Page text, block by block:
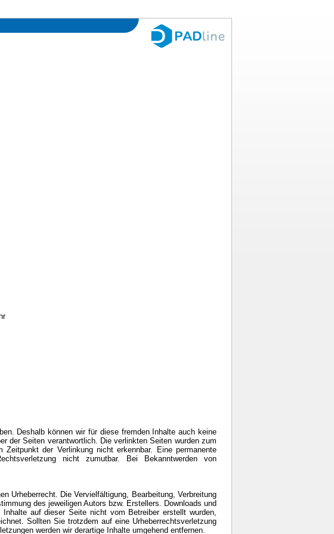
Deshalb können wir für diese fremden Inhalte auch keine
der Seiten verantwortlich. Die verlinkten Seiten wurden zum
der Verlinkung nicht erkennbar. Eine permanente
nicht zumutbar. Bei Bekanntwerden von
Urheberrecht. Die Vervielfältigung, Bearbeitung, Verbreitung
des jeweiligen Autors bzw. Erstellers. Downloads und
auf dieser Seite nicht vom Betreiber erstellt wurden,
Sollten Sie trotzdem auf eine Urheberrechtsverletzung
werden wir derartige Inhalte umgehend entfernen.